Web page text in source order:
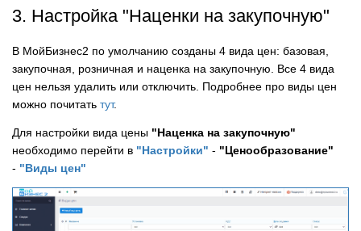
3. Настройка "Наценки на закупочную"
В МойБизнес2 по умолчанию созданы 4 вида цен: базовая,
закупочная, розничная и наценка на закупочную. Все 4 вида
цен нельзя удалить или отключить. Подробнее про виды цен
можно почитать тут.
Для настройки вида цены "Наценка на закупочную"
необходимо перейти в "Настройки" - "Ценообразование"
- "Виды цен"